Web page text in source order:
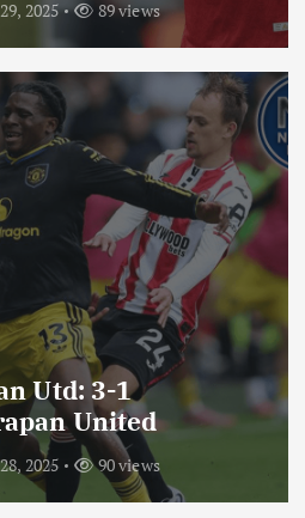
2025 89 views
Utd: 3-1
United
2025 90 views